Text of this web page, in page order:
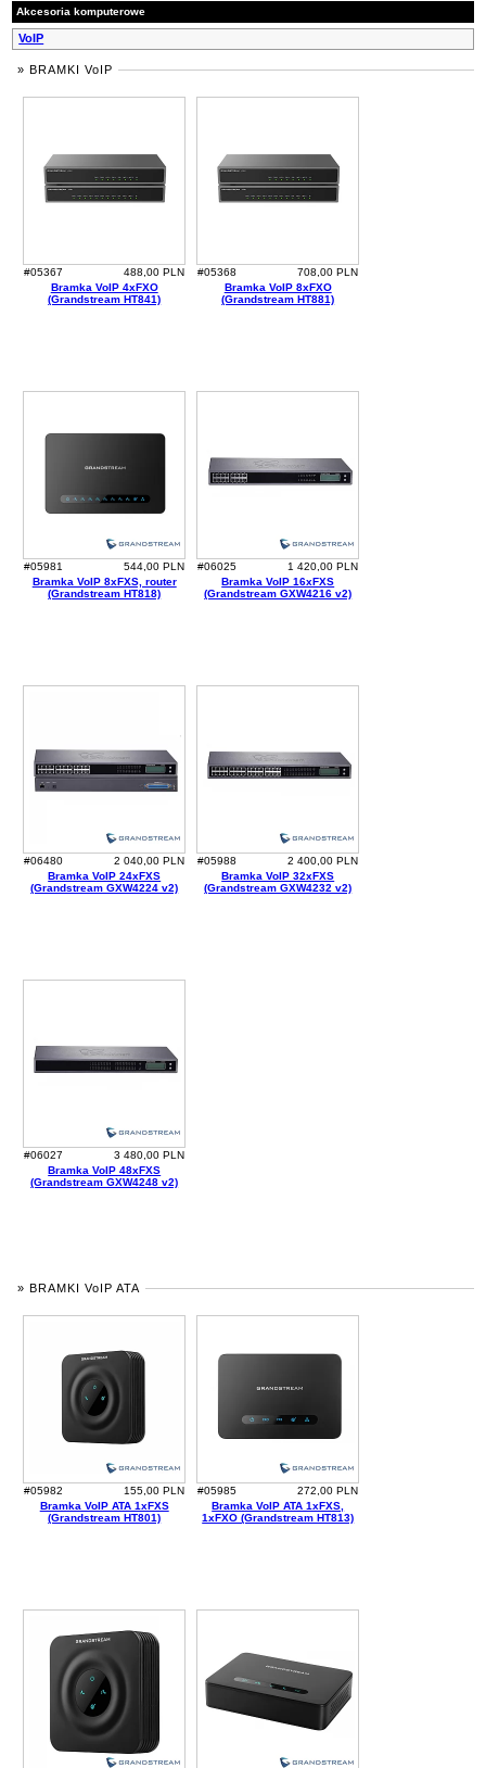
Akcesoria komputerowe
VoIP
» BRAMKI VoIP
#05367
488,00 PLN
Bramka VoIP 4xFXO
(Grandstream HT841)
#05368
708,00 PLN
Bramka VoIP 8xFXO
(Grandstream HT881)
#05981
544,00 PLN
Bramka VoIP 8xFXS, router
(Grandstream HT818)
#06025
1 420,00 PLN
Bramka VoIP 16xFXS
(Grandstream GXW4216 v2)
#06480
2 040,00 PLN
Bramka VoIP 24xFXS
(Grandstream GXW4224 v2)
#05988
2 400,00 PLN
Bramka VoIP 32xFXS
(Grandstream GXW4232 v2)
#06027
3 480,00 PLN
Bramka VoIP 48xFXS
(Grandstream GXW4248 v2)
» BRAMKI VoIP ATA
#05982
155,00 PLN
Bramka VoIP ATA 1xFXS
(Grandstream HT801)
#05985
272,00 PLN
Bramka VoIP ATA 1xFXS,
1xFXO (Grandstream HT813)